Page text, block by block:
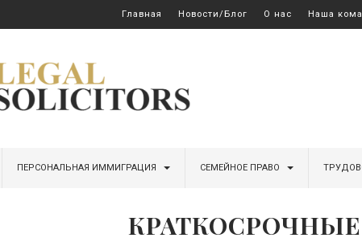
Главная Новости/Блог О нас Наша
ПЕРСОНАЛЬНАЯ ИММИГРАЦИЯ СЕМЕЙНОЕ ПРАВО